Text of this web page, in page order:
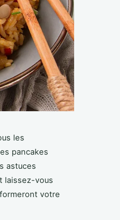
les
pancakes
astuces
laissez-vous
votre